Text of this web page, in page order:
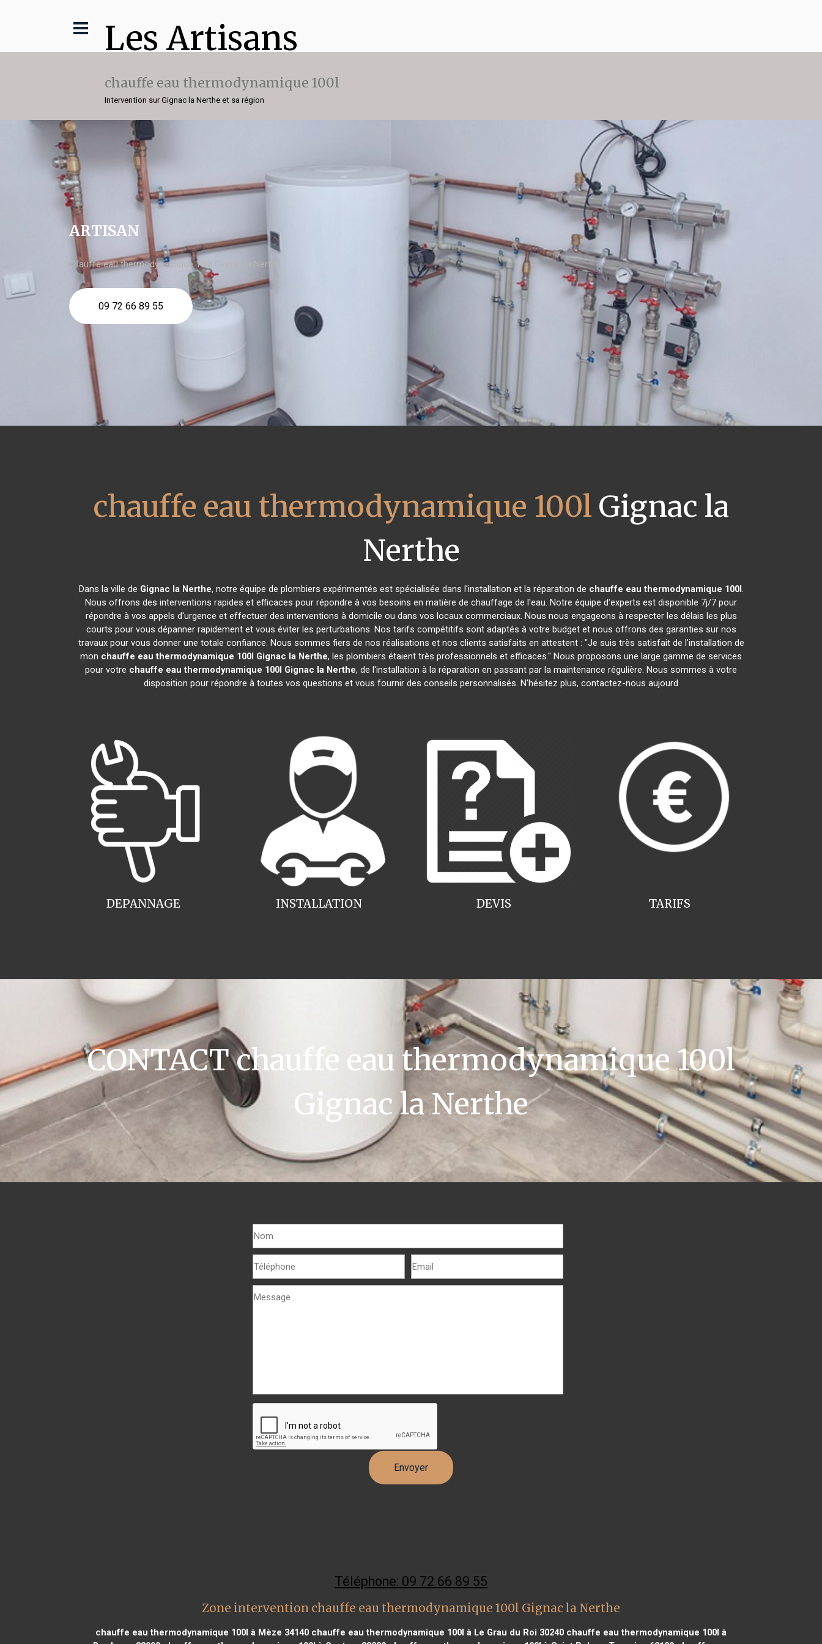
Les Artisans
chauffe eau thermodynamique 100l
Intervention sur Gignac la Nerthe et sa région
ARTISAN
chauffe eau thermodynamique 100l Gignac la Nerthe
09 72 66 89 55
chauffe eau thermodynamique 100l Gignac la
Nerthe
Dans la ville de Gignac la Nerthe, notre équipe de plombiers expérimentés est spécialisée dans l'installation et la réparation de chauffe eau thermodynamique 100l.
Nous offrons des interventions rapides et efficaces pour répondre à vos besoins en matière de chauffage de l'eau. Notre équipe d'experts est disponible 7j/7 pour
répondre à vos appels d'urgence et effectuer des interventions à domicile ou dans vos locaux commerciaux. Nous nous engageons à respecter les délais les plus
courts pour vous dépanner rapidement et vous éviter les perturbations. Nos tarifs compétitifs sont adaptés à votre budget et nous offrons des garanties sur nos
travaux pour vous donner une totale confiance. Nous sommes fiers de nos réalisations et nos clients satisfaits en attestent : "Je suis très satisfait de l'installation de
mon chauffe eau thermodynamique 100l Gignac la Nerthe, les plombiers étaient très professionnels et efficaces." Nous proposons une large gamme de services
pour votre chauffe eau thermodynamique 100l Gignac la Nerthe, de l'installation à la réparation en passant par la maintenance régulière. Nous sommes à votre
disposition pour répondre à toutes vos questions et vous fournir des conseils personnalisés. N'hésitez plus, contactez-nous aujourd
INSTALLATION
DEPANNAGE TARIFS
DEVIS
CONTACT chauffe eau thermodynamique 100l
Gignac la Nerthe
Téléphone: 09 72 66 89 55
Zone intervention chauffe eau thermodynamique 100l Gignac la Nerthe
chauffe eau thermodynamique 100l à Mèze 34140 chauffe eau thermodynamique 100l à Le Grau du Roi 30240 chauffe eau thermodynamique 100l à